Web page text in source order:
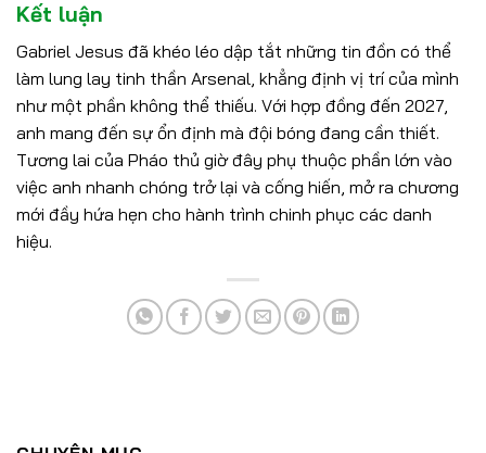
Kết luận
Gabriel Jesus đã khéo léo dập tắt những tin đồn có thể
làm lung lay tinh thần Arsenal, khẳng định vị trí của mình
như một phần không thể thiếu. Với hợp đồng đến 2027,
anh mang đến sự ổn định mà đội bóng đang cần thiết.
Tương lai của Pháo thủ giờ đây phụ thuộc phần lớn vào
việc anh nhanh chóng trở lại và cống hiến, mở ra chương
mới đầy hứa hẹn cho hành trình chinh phục các danh
hiệu.